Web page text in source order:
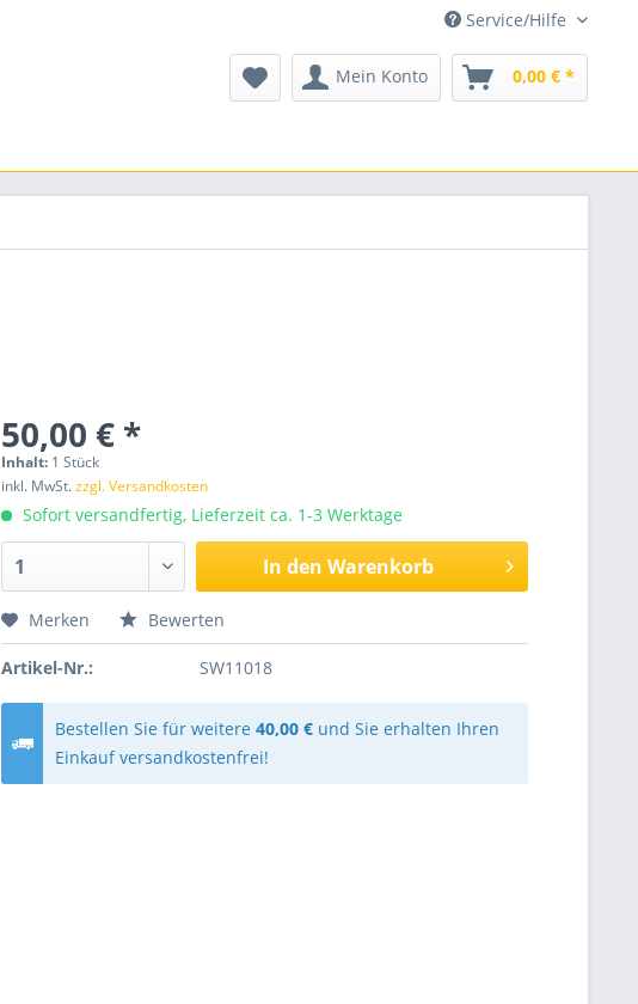
Service/Hilfe
Mein Konto 0,00 € *
50,00 € *
Inhalt: 1 Stück
inkl. MwSt.zzgl. Versandkosten
Sofort versandfertig, Lieferzeit ca. 1-3 Werktage
In den Warenkorb
Merken Bewerten
Artikel-Nr.: SW11018
Bestellen Sie für weitere40,00 € und Sie erhalten Ihren
Einkauf versandkostenfrei!